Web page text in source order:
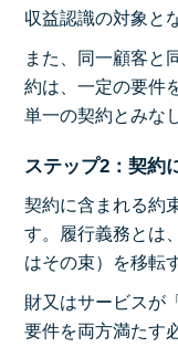
収益認識の対象と
また、同一顧客と
約は、一定の要件
単一の契約とみな
ステップ2：契約
契約に含まれる約
す。履行義務とは
はその束）を移転
財又はサービスが
要件を両方満たす